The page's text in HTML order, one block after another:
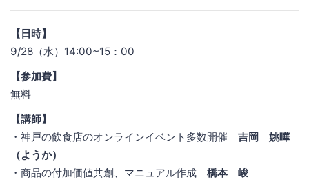
【日時】
9/28（水）14:00~15：00
【参加費】
無料
【講師】
・神戸の飲食店のオンラインイベント多数開催 吉岡 姚曄
（ようか）
・商品の付加価値共創、マニュアル作成 橋本 峻